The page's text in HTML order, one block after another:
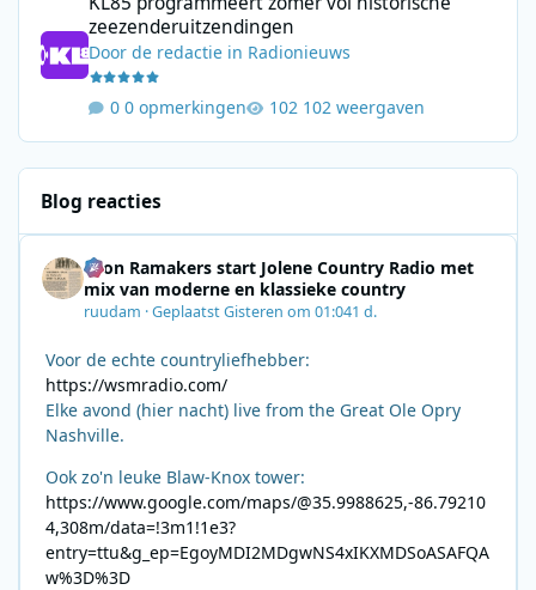
zeezenderuitzendingen
Doorde redactie in Radionieuws
0 opmerkingen 102 weergaven
Blog reacties
Leon Ramakers start Jolene Country Radio met
mix van moderne en klassieke country
ruudam ·GeplaatstGisteren om 01:041 d.
Voor de echte countryliefhebber:
https://wsmradio.com/
Elke avond (hier nacht) live from the Great Ole Opry
Nashville.
Ook zo'n leuke Blaw-Knox tower:
https://www.google.com/maps/@35.9988625,-86.79210
4,308m/data=!3m1!1e3?
entry=ttu&g_ep=EgoyMDI2MDgwNS4xIKXMDSoASAFQA
w%3D%3D